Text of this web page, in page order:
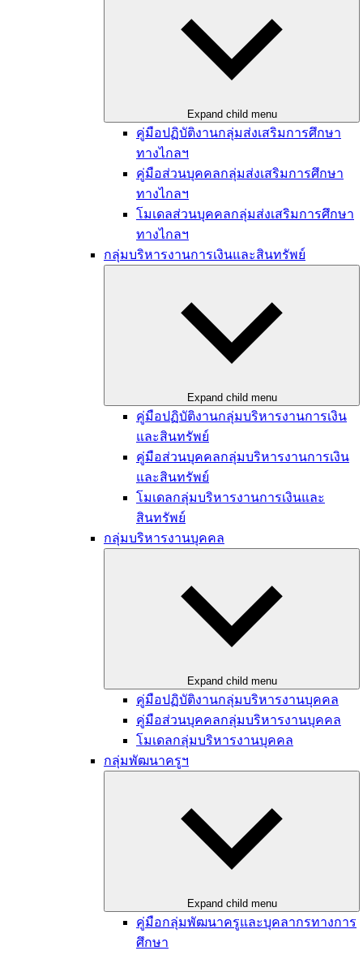
Expand child menu
คู่มือปฏิบัติงานกลุ่มส่งเสริมการศึกษา
ทางไกลฯ
คู่มือส่วนบุคคลกลุ่มส่งเสริมการศึกษา
ทางไกลฯ
โมเดลส่วนบุคคลกลุ่มส่งเสริมการศึกษา
ทางไกลฯ
กลุ่มบริหารงานการเงินและสินทรัพย์
Expand child menu
คู่มือปฏิบัติงานกลุ่มบริหารงานการเงิน
และสินทรัพย์
คู่มือส่วนบุคคลกลุ่มบริหารงานการเงิน
และสินทรัพย์
โมเดลกลุ่มบริหารงานการเงินและ
สินทรัพย์
กลุ่มบริหารงานบุคคล
Expand child menu
คู่มือปฏิบัติงานกลุ่มบริหารงานบุคคล
คู่มือส่วนบุคคลกลุ่มบริหารงานบุคคล
โมเดลกลุ่มบริหารงานบุคคล
กลุ่มพัฒนาครูฯ
Expand child menu
คู่มือกลุ่มพัฒนาครูและบุคลากรทางการ
ศึกษา